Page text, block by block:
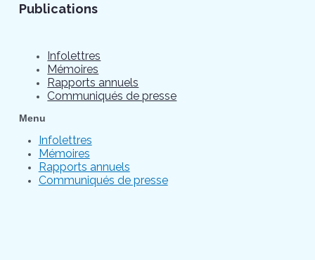
Publications
Infolettres
Mémoires
Rapports annuels
Communiqués de presse
Menu
Infolettres
Mémoires
Rapports annuels
Communiqués de presse